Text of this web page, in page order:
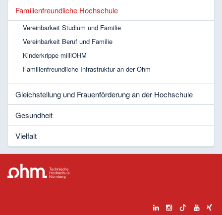
Familienfreundliche Hochschule
Vereinbarkeit Studium und Familie
Vereinbarkeit Beruf und Familie
Kinderkrippe milliOHM
Familienfreundliche Infrastruktur an der Ohm
Gleichstellung und Frauenförderung an der Hochschule
Gesundheit
Vielfalt